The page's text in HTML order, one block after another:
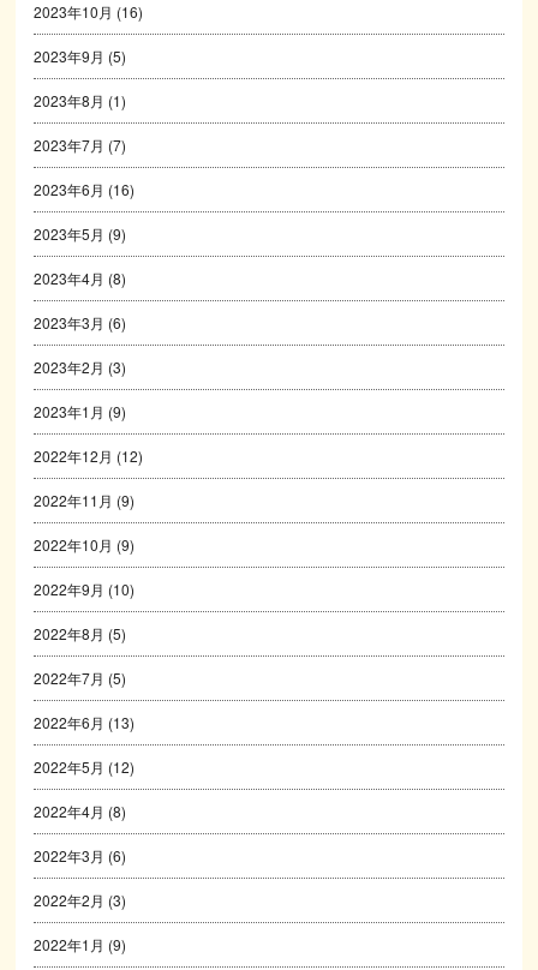
2023年10月 (16)
2023年9月 (5)
2023年8月 (1)
2023年7月 (7)
2023年6月 (16)
2023年5月 (9)
2023年4月 (8)
2023年3月 (6)
2023年2月 (3)
2023年1月 (9)
2022年12月 (12)
2022年11月 (9)
2022年10月 (9)
2022年9月 (10)
2022年8月 (5)
2022年7月 (5)
2022年6月 (13)
2022年5月 (12)
2022年4月 (8)
2022年3月 (6)
2022年2月 (3)
2022年1月 (9)